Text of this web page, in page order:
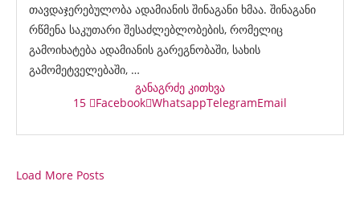
თავდაჯერებულობა ადამიანის შინაგანი ხმაა. შინაგანი
რწმენა საკუთარი შესაძლებლობების, რომელიც
გამოიხატება ადამიანის გარეგნობაში, სახის
გამომეტველებაში, …
განაგრძე კითხვა
15
Facebook WhatsappTelegramEmail
Load More Posts